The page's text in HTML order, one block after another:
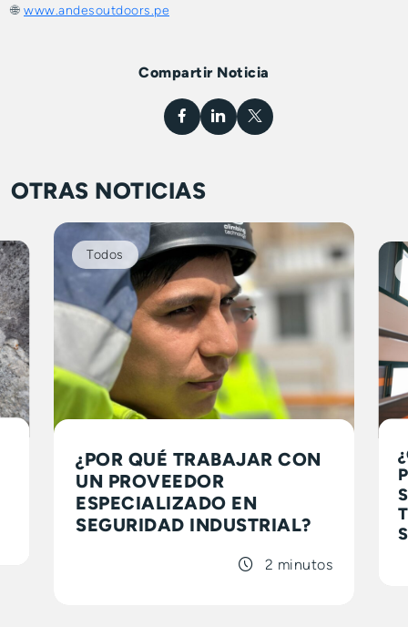
🌐 www.andesoutdoors.pe
Compartir Noticia
OTRAS NOTICIAS
Todos
¿POR QUÉ TRABAJAR CON
UN PROVEEDOR
ESPECIALIZADO EN
SEGURIDAD INDUSTRIAL?
2 minutos